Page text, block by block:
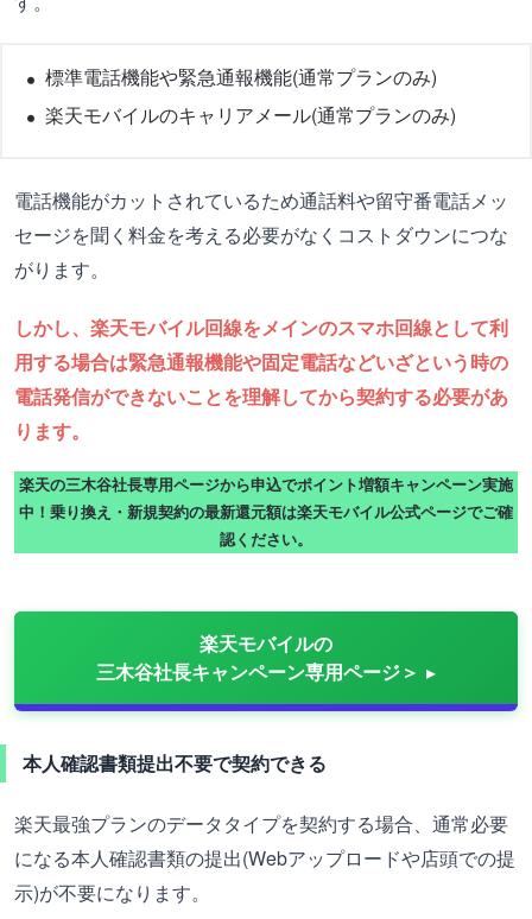
標準電話機能や緊急通報機能(通常プランのみ)
楽天モバイルのキャリアメール(通常プランのみ)
電話機能がカットされているため通話料や留守番電話メッ
セージを聞く料金を考える必要がなくコストダウンにつな
がります。
しかし、楽天モバイル回線をメインのスマホ回線として利
用する場合は緊急通報機能や固定電話などいざという時の
電話発信ができないことを理解してから契約する必要があ
ります。
楽天の三木谷社長専用ページから申込でポイント増額キャンペーン実施
中！乗り換え・新規契約の最新還元額は楽天モバイル公式ページでご確
認ください。
楽天モバイルの
三木谷社長キャンペーン専用ページ＞
本人確認書類提出不要で契約できる
楽天最強プランのデータタイプを契約する場合、通常必要
になる本人確認書類の提出(Webアップロードや店頭での提
示)が不要になります。